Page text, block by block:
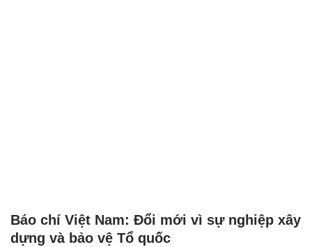
Báo chí Việt Nam: Đổi mới vì sự nghiệp xây
dựng và bảo vệ Tổ quốc